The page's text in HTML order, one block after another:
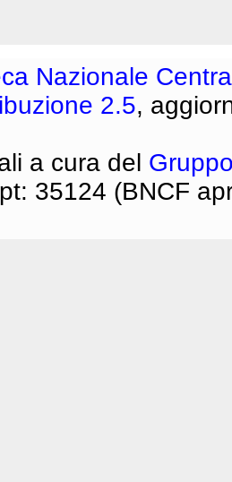
Nazionale
2.5,
a cura del
35124 (BNCF